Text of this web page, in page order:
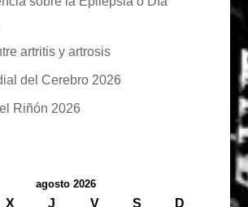
artritis y artrosis
del Cerebro 2026
Riñón 2026
agosto 2026
X J V S
D